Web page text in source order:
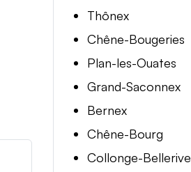
Thônex
Chêne-Bougeries
Plan-les-Ouates
Grand-Saconnex
Bernex
Chêne-Bourg
Collonge-Bellerive